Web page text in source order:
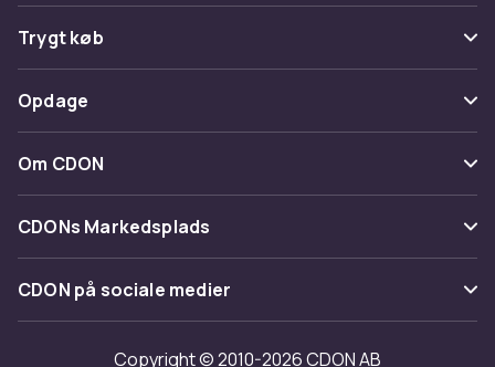
Ofte stillede spørgsmål
Spor pakke
Fortryd & returner her
Kontakt os
Trygt køb
Betaling
Levering
Tilbagekaldelser
Opdage
Kategorier
Maerke
Om CDON
Om os
Kundeanmeldelser
Arbejd på CDON
Investor relations
CDONs Markedsplads
Merchant Help Center
CDON på sociale medier
Copyright © 2010-2026 CDON AB